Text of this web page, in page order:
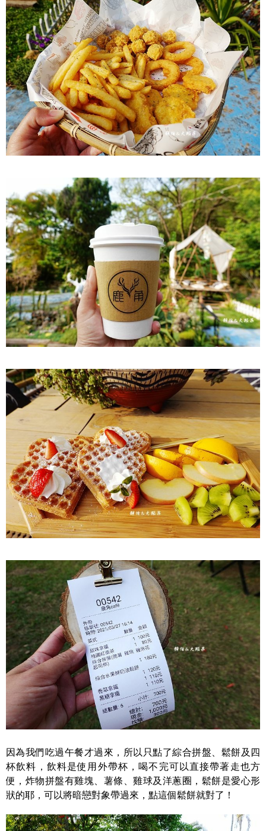
因為我們吃過午餐才過來，所以只點了綜合拼盤、鬆餅及四
杯飲料，飲料是使用外帶杯，喝不完可以直接帶著走也方
便，炸物拼盤有雞塊、薯條、雞球及洋蔥圈，鬆餅是愛心形
狀的耶，可以將暗戀對象帶過來，點這個鬆餅就對了！